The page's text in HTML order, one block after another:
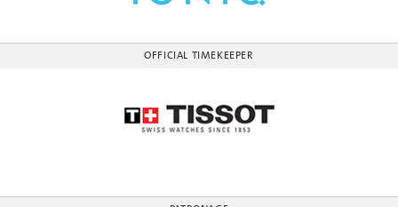
OFFICIAL TIMEKEEPER